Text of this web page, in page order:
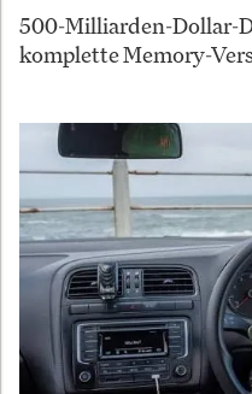
500-Milliarden-Dollar-
komplette Memory-